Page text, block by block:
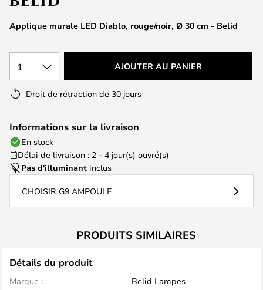
the
images
Applique murale LED Diablo, rouge/noir, Ø 30 cm - Belid
1 AJOUTER AU PANIER
Droit de rétraction de 30 jours
Informations sur la livraison
En stock
Délai de livraison : 2 - 4 jour(s) ouvré(s)
Pas d'illuminant inclus
CHOISIR G9 AMPOULE
PRODUITS SIMILAIRES
Détails du produit
Marque :
Belid Lampes